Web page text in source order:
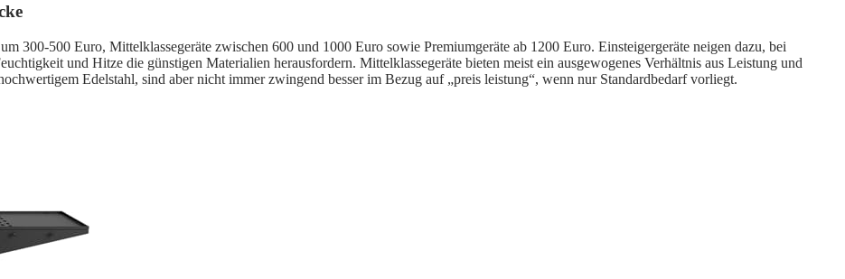
300-500 Euro, Mittelklassegeräte zwischen 600 und 1000 Euro sowie Premiumgeräte ab 1200 Euro. Einsteigergeräte neigen dazu, bei
und Hitze die günstigen Materialien herausfordern. Mittelklassegeräte bieten meist ein ausgewogenes Verhältnis aus Leistung und
Edelstahl, sind aber nicht immer zwingend besser im Bezug auf „preis leistung“, wenn nur Standardbedarf vorliegt.